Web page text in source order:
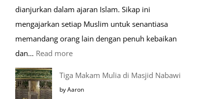
dianjurkan dalam ajaran Islam. Sikap ini
mengajarkan setiap Muslim untuk senantiasa
memandang orang lain dengan penuh kebaikan
dan… Read more:
Tiga Makam Mulia di Masjid Nabawi
by Aaron